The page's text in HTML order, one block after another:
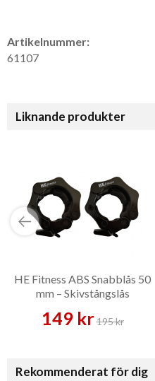
Artikelnummer:
61107
Liknande produkter
HE Fitness ABS Snabblås 50
mm – Skivstångslås
149 kr195 kr
Rekommenderat för dig